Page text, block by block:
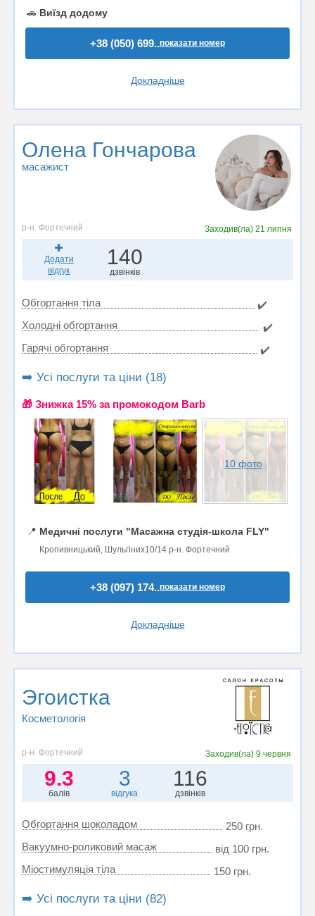
🚗 Виїзд додому
+38 (050) 699..показати номер
Докладніше
Олена Гончарова
масажист
р-н. Фортечний Заходив(ла) 21 липня
Додати
відгук
140
дзвінків
Обгортання тіла
✔️
Холодні обгортання
✔️
Гарячі обгортання
✔️
➡️ Усі послуги та ціни (18)
🎁 Знижка 15% за промокодом Barb
10 фото
📍 Медичні послуги "Масажна студія-школа FLY"
Кропивницький, Шульгіних10/14 р-н. Фортечний
+38 (097) 174..показати номер
Докладніше
Эгоистка
Косметологія
р-н. Фортечний Заходив(ла) 9 червня
9.3
балів
3
відгука
116
дзвінків
Обгортання шоколадом
250 грн.
Вакуумно-роликовий масаж
від 100 грн.
Міостимуляція тіла
150 грн.
➡️ Усі послуги та ціни (82)